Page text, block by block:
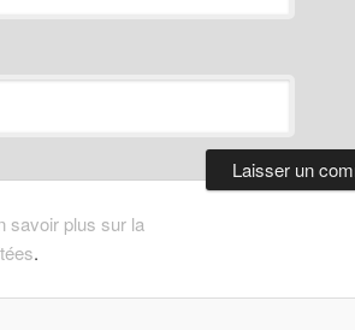
savoir plus sur la
.